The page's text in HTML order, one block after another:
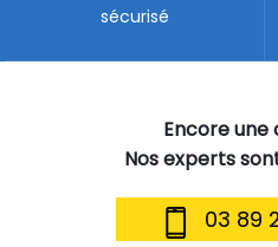
Encore une
Nos experts
03 89
sécurisé